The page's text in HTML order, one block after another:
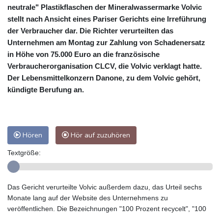
neutrale" Plastikflaschen der Mineralwassermarke Volvic
stellt nach Ansicht eines Pariser Gerichts eine Irreführung
der Verbraucher dar. Die Richter verurteilten das
Unternehmen am Montag zur Zahlung von Schadenersatz
in Höhe von 75.000 Euro an die französische
Verbraucherorganisation CLCV, die Volvic verklagt hatte.
Der Lebensmittelkonzern Danone, zu dem Volvic gehört,
kündigte Berufung an.
Hören Hör auf zuzuhören
Textgröße:
Das Gericht verurteilte Volvic außerdem dazu, das Urteil sechs
Monate lang auf der Website des Unternehmens zu
veröffentlichen. Die Bezeichnungen "100 Prozent recycelt", "100